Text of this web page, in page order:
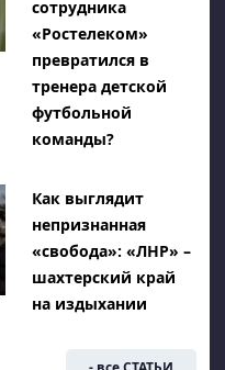
сотрудника
«Ростелеком»
превратился в
тренера детской
футбольной
команды?
Как выглядит
непризнанная
«свобода»: «ЛНР» –
шахтерский край
на издыхании